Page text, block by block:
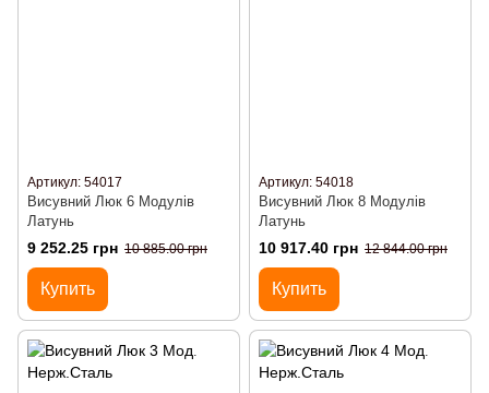
Артикул: 54017
Висувний Люк 6 Модулів
Латунь
9 252.25 грн 10 885.00 грн
Купить
Артикул: 54018
Висувний Люк 8 Модулів
Латунь
10 917.40 грн 12 844.00 грн
Купить